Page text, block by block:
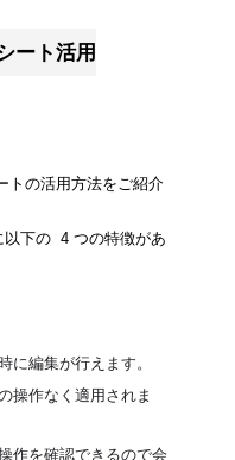
ート活用
トの活用方法をご紹介
下の  4 つの特徴があ
編集が行えます。
操作なく適用されま
作を確認できるので会